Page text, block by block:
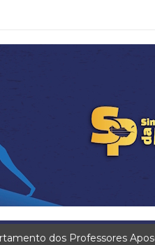
dos Professores